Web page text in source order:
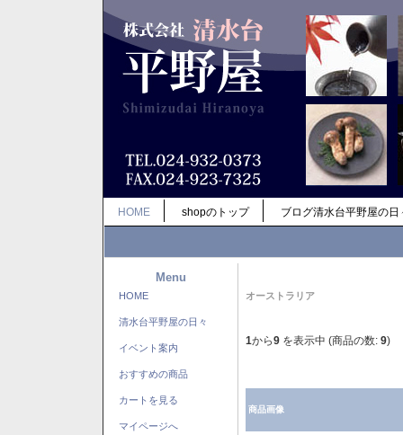
HOME shopのトップ ブログ清水台平野屋の日
Menu
HOME
清水台平野屋の日々
イベント案内
おすすめの商品
カートを見る
マイページへ
オーストラリア
1から9 を表示中 (商品の数: 9)
商品画像